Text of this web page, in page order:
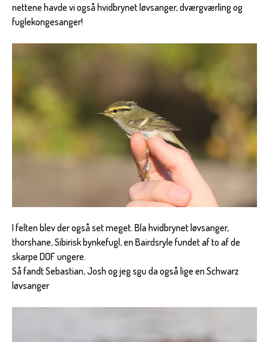
nettene havde vi også hvidbrynet løvsanger, dværgværling og
fuglekongesanger!
I felten blev der også set meget. Bla hvidbrynet løvsanger,
thorshane, Sibirisk bynkefugl, en Bairdsryle fundet af to af de
skarpe DOF ungere.
Så fandt Sebastian, Josh og jeg sgu da også lige en Schwarz
løvsanger